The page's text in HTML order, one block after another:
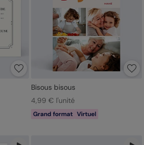
Bisous bisous
4,99 € l'unité
Grand format Virtuel